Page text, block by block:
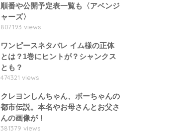
順番や公開予定表一覧も〈アベンジ
ャーズ〉
807193 views
ワンピースネタバレ イム様の正体
とは？1巻にヒントが？シャンクス
とも？
474321 views
クレヨンしんちゃん、ボーちゃんの
都市伝説。本名やお母さんとお父さ
んの画像が！
381379 views